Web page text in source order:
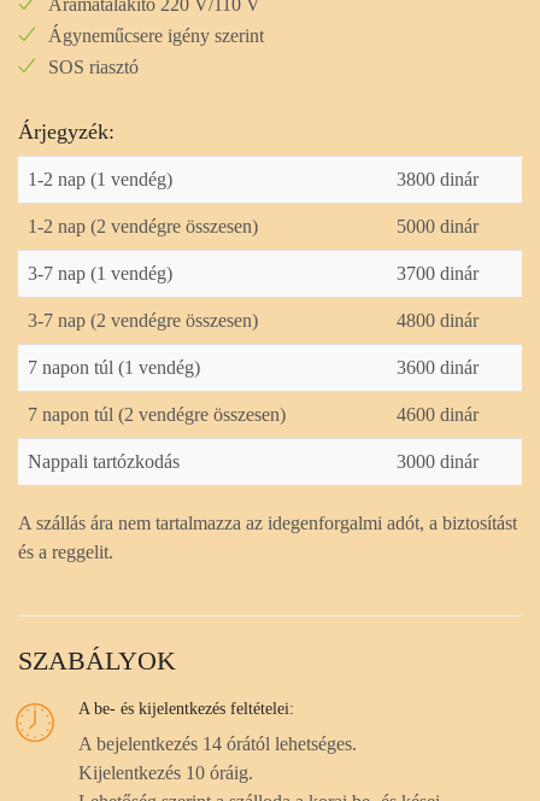
Áramátalakító 220 V/110 V
Ágyneműcsere igény szerint
SOS riasztó
Árjegyzék:
1-2 nap (1 vendég) 3800 dinár
1-2 nap (2 vendégre összesen) 5000 dinár
3-7 nap (1 vendég) 3700 dinár
3-7 nap (2 vendégre összesen) 4800 dinár
7 napon túl (1 vendég) 3600 dinár
7 napon túl (2 vendégre összesen) 4600 dinár
Nappali tartózkodás 3000 dinár
A szállás ára nem tartalmazza az idegenforgalmi adót, a biztosítást
és a reggelit.
SZABÁLYOK
A be- és kijelentkezés feltételei:
A bejelentkezés 14 órától lehetséges.
Kijelentkezés 10 óráig.